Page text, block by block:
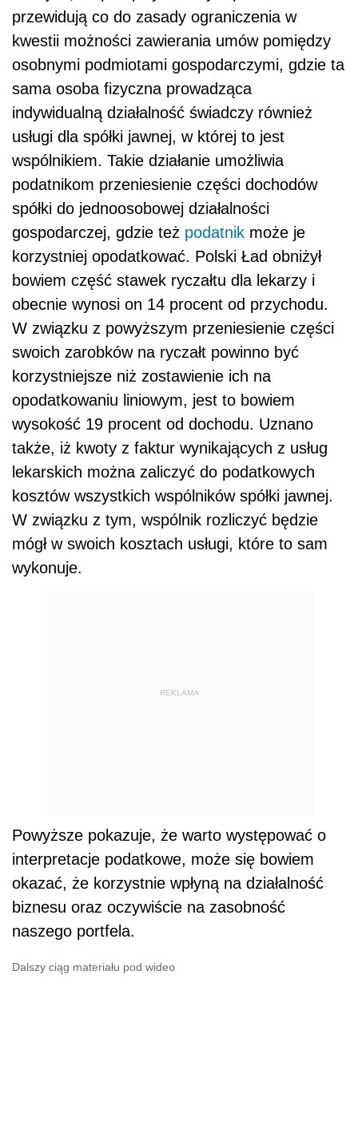
przewidują co do zasady ograniczenia w
kwestii możności zawierania umów pomiędzy
osobnymi podmiotami gospodarczymi, gdzie ta
sama osoba fizyczna prowadząca
indywidualną działalność świadczy również
usługi dla spółki jawnej, w której to jest
wspólnikiem. Takie działanie umożliwia
podatnikom przeniesienie części dochodów
spółki do jednoosobowej działalności
gospodarczej, gdzie też podatnik może je
korzystniej opodatkować. Polski Ład obniżył
bowiem część stawek ryczałtu dla lekarzy i
obecnie wynosi on 14 procent od przychodu.
W związku z powyższym przeniesienie części
swoich zarobków na ryczałt powinno być
korzystniejsze niż zostawienie ich na
opodatkowaniu liniowym, jest to bowiem
wysokość 19 procent od dochodu. Uznano
także, iż kwoty z faktur wynikających z usług
lekarskich można zaliczyć do podatkowych
kosztów wszystkich wspólników spółki jawnej.
W związku z tym, wspólnik rozliczyć będzie
mógł w swoich kosztach usługi, które to sam
wykonuje.
REKLAMA
Powyższe pokazuje, że warto występować o
interpretacje podatkowe, może się bowiem
okazać, że korzystnie wpłyną na działalność
biznesu oraz oczywiście na zasobność
naszego portfela.
Dalszy ciąg materiału pod wideo